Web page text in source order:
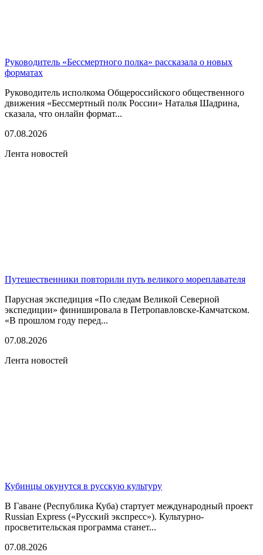
Руководитель «Бессмертного полка» рассказала о новых
форматах
Руководитель исполкома Общероссийского общественного
движения «Бессмертный полк России» Наталья Шадрина,
сказала, что онлайн формат...
07.08.2026
Лента новостей
Путешественники повторили путь великого мореплавателя
Парусная экспедиция «По следам Великой Северной
экспедиции» финишировала в Петропавловске-Камчатском.
«В прошлом году перед...
07.08.2026
Лента новостей
Кубинцы окунутся в русскую культуру
В Гаване (Республика Куба) стартует международный проект
Russian Express («Русский экспресс»). Культурно-
просветительская программа станет...
07.08.2026